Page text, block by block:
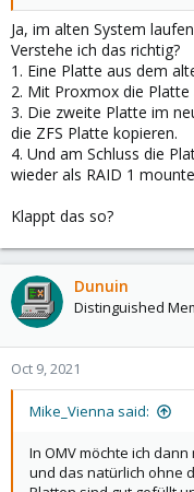
Ja, im alten System
Verstehe ich das richtig?
1. Eine Platte aus dem
2. Mit Proxmox die
3. Die zweite Platte im
die ZFS Platte kopieren.
4. Und am Schluss die
wieder als RAID 1
Klappt das so?
Dunuin
Distinguished
Oct 9, 2021
Mike_Vienna said:
In OMV möchte ich
und das natürlich ohne